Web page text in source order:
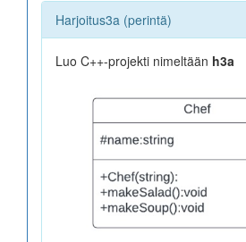
H6 (Qt-konsolisovellus)
H7 (Qt-Widget)
Muistivuodot (Heob)
Muistivuodot (GitHub Actions)
Harjoitus3a (perintä)
Luo C++-projekti nimeltään h3a